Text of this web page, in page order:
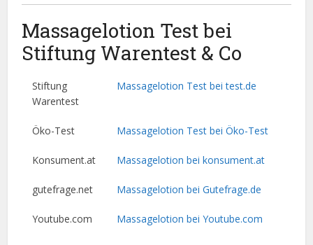
Massagelotion Test bei
Stiftung Warentest & Co
Stiftung
Warentest
Massagelotion Test bei test.de
Öko-Test Massagelotion Test bei Öko-Test
Konsument.at Massagelotion bei konsument.at
gutefrage.net Massagelotion bei Gutefrage.de
Youtube.com Massagelotion bei Youtube.com